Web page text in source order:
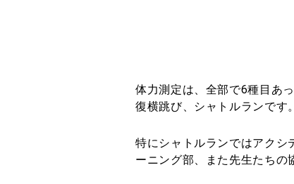
体力測定は、全部で6種目あ
復横跳び、シャトルランです。
特にシャトルランではアクシ
ーニング部、また先生たちの